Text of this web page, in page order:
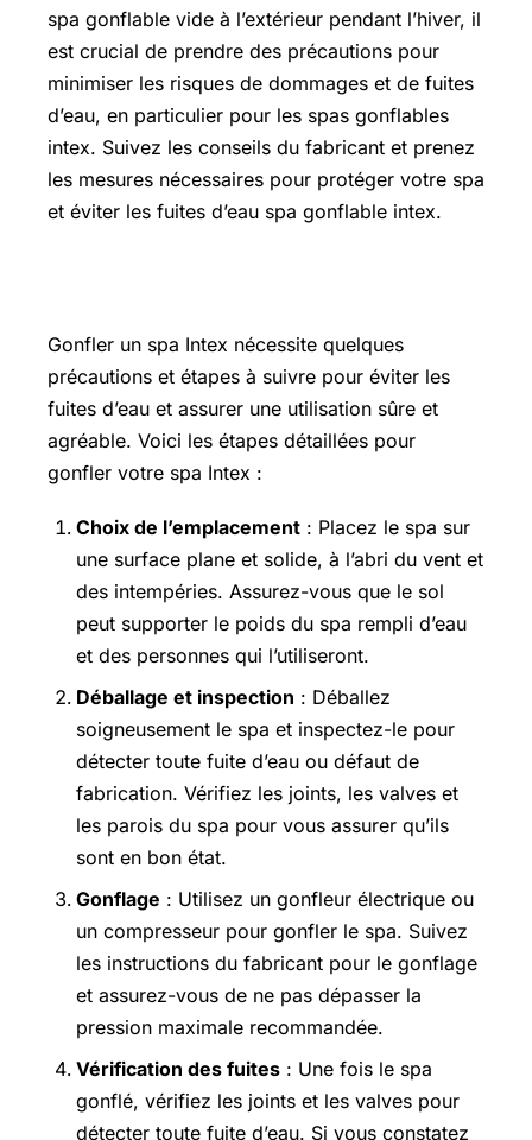
spa gonflable vide à l’extérieur pendant l’hiver, il
est crucial de prendre des précautions pour
minimiser les risques de dommages et de fuites
d’eau, en particulier pour les spas gonflables
intex. Suivez les conseils du fabricant et prenez
les mesures nécessaires pour protéger votre spa
et éviter les fuites d’eau spa gonflable intex.
Gonfler un spa Intex nécessite quelques
précautions et étapes à suivre pour éviter les
fuites d’eau et assurer une utilisation sûre et
agréable. Voici les étapes détaillées pour
gonfler votre spa Intex :
Choix de l’emplacement : Placez le spa sur
une surface plane et solide, à l’abri du vent et
des intempéries. Assurez-vous que le sol
peut supporter le poids du spa rempli d’eau
et des personnes qui l’utiliseront.
Déballage et inspection : Déballez
soigneusement le spa et inspectez-le pour
détecter toute fuite d’eau ou défaut de
fabrication. Vérifiez les joints, les valves et
les parois du spa pour vous assurer qu’ils
sont en bon état.
Gonflage : Utilisez un gonfleur électrique ou
un compresseur pour gonfler le spa. Suivez
les instructions du fabricant pour le gonflage
et assurez-vous de ne pas dépasser la
pression maximale recommandée.
Vérification des fuites : Une fois le spa
gonflé, vérifiez les joints et les valves pour
détecter toute fuite d’eau. Si vous constatez